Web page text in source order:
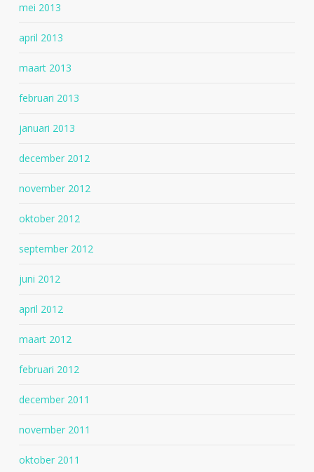
mei 2013
april 2013
maart 2013
februari 2013
januari 2013
december 2012
november 2012
oktober 2012
september 2012
juni 2012
april 2012
maart 2012
februari 2012
december 2011
november 2011
oktober 2011